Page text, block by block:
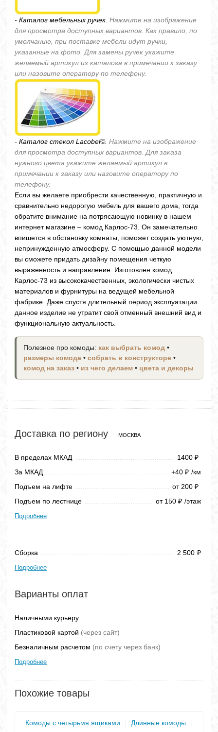
- Каталог мебельных ручек. Нажмите на изображение
для просмотра доступных вариантов. Как правило, по
умолчанию, при поставке мебели идут ручки,
указанные на фото. Для замены ручек укажите
желаемый артикул из каталога в примечании к заказу
или назовите оператору по телефону.
- Каталог стекол Lacobel©. Нажмите на изображение
для просмотра доступных вариантов. Для заказа
нужного цвета укажите желаемый артикул в
примечании к заказу или назовите оператору по
телефону.
Если вы желаете приобрести качественную, практичную и
сравнительно недорогую мебель для вашего дома, тогда
обратите внимание на потрясающую новинку в нашем
интернет магазине – комод Карлос-73. Он замечательно
впишется в обстановку комнаты, поможет создать уютную,
непринужденную атмосферу. С помощью данной модели
вы сможете придать дизайну помещения четкую
выраженность и направление. Изготовлен комод
Карлос-73 из высококачественных, экологически чистых
материалов и фурнитуры на ведущей мебельной
фабрике. Даже спустя длительный период эксплуатации
данное изделие не утратит свой отменный внешний вид и
функциональную актуальность.
Полезное про комоды: как выбрать комод •
размеры комода • собрать в конструкторе •
комод на заказ • из чего делаем • цвета и декоры
Доставка по региону МОСКВА
В пределах МКАД 1400 ₽
За МКАД +40 ₽ /км
Подъем на лифте
от 200 ₽
Подъем по лестнице от 150 ₽ /этаж
Подробнее
Сборка 2 500 ₽
Подробнее
Варианты оплат
Наличными курьеру
Пластиковой картой (через сайт)
Безналичным расчетом (по счету через банк)
Подробнее
Похожие товары
Комоды с четырьмя ящиками Длинные комоды